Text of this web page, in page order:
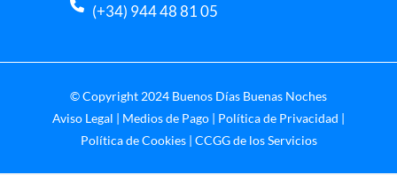
(+34) 944 48 81 05
© Copyright 2024 Buenos Días Buenas Noches
Aviso Legal | Medios de Pago | Política de Privacidad |
Política de Cookies| CCGG de los Servicios